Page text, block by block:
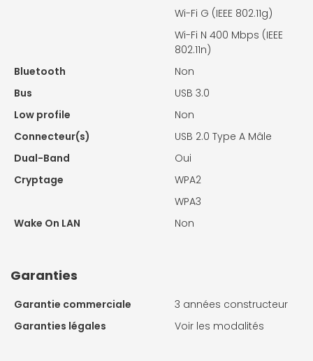
Wi-Fi G (IEEE 802.11g)
Wi-Fi N 400 Mbps (IEEE
802.11n)
Bluetooth
Non
Bus
USB 3.0
Low profile
Non
Connecteur(s)
USB 2.0 Type A Mâle
Dual-Band
Oui
Cryptage
WPA2
WPA3
Wake On LAN
Non
Garanties
Garantie commerciale
3 années constructeur
Garanties légales
Voir les modalités